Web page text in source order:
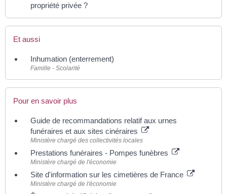
propriété privée ?
Et aussi
Inhumation (enterrement)
Famille - Scolarité
Pour en savoir plus
Guide de recommandations relatif aux urnes
funéraires et aux sites cinéraires
Ministère chargé des collectivités locales
Prestations funéraires - Pompes funèbres
Ministère chargé de l'économie
Site d'information sur les cimetières de France
Ministère chargé de l'économie